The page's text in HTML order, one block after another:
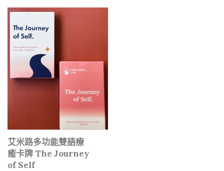
艾米路多功能雙語療
癒卡牌 The Journey
of Self